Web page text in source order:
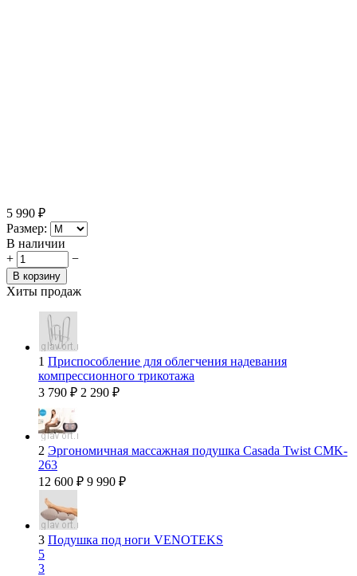
5 990 ₽
Размер:
В наличии
+
−
В корзину
Хиты продаж
1 Приспособление для облегчения надевания
компрессионного трикотажа
3 790 ₽ 2 290 ₽
2 Эргономичная массажная подушка Casada Twist CMK-
263
12 600 ₽ 9 990 ₽
3 Подушка под ноги VENOTEKS
5
3